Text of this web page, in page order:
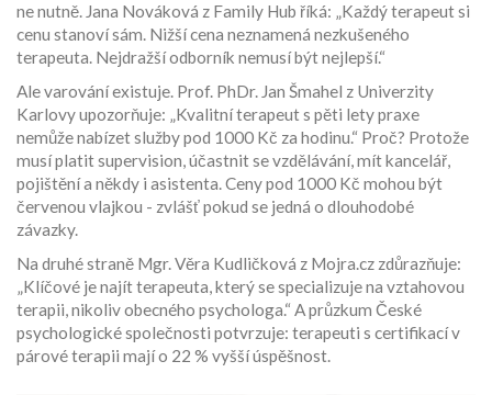
ne nutně. Jana Nováková z Family Hub říká: „Každý terapeut si
cenu stanoví sám. Nižší cena neznamená nezkušeného
terapeuta. Nejdražší odborník nemusí být nejlepší.“
Ale varování existuje. Prof. PhDr. Jan Šmahel z Univerzity
Karlovy upozorňuje: „Kvalitní terapeut s pěti lety praxe
nemůže nabízet služby pod 1000 Kč za hodinu.“ Proč? Protože
musí platit supervision, účastnit se vzdělávání, mít kancelář,
pojištění a někdy i asistenta. Ceny pod 1000 Kč mohou být
červenou vlajkou - zvlášť pokud se jedná o dlouhodobé
závazky.
Na druhé straně Mgr. Věra Kudličková z Mojra.cz zdůrazňuje:
„Klíčové je najít terapeuta, který se specializuje na vztahovou
terapii, nikoliv obecného psychologa.“ A průzkum České
psychologické společnosti potvrzuje: terapeuti s certifikací v
párové terapii mají o 22 % vyšší úspěšnost.